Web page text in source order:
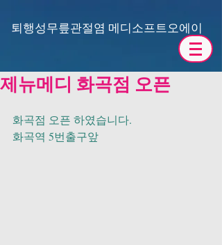
​퇴행성무릎관절염 메디소프트오에이
제뉴메디 화곡점 오픈
화곡점 오픈 하였습니다.
화곡역 5번출구앞